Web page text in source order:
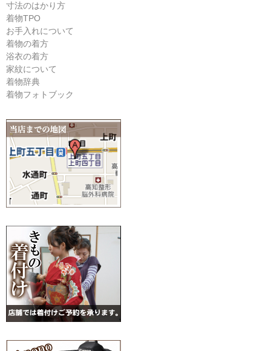
寸法のはかり方
着物TPO
お手入れについて
着物の着方
浴衣の着方
家紋について
着物辞典
着物フォトブック